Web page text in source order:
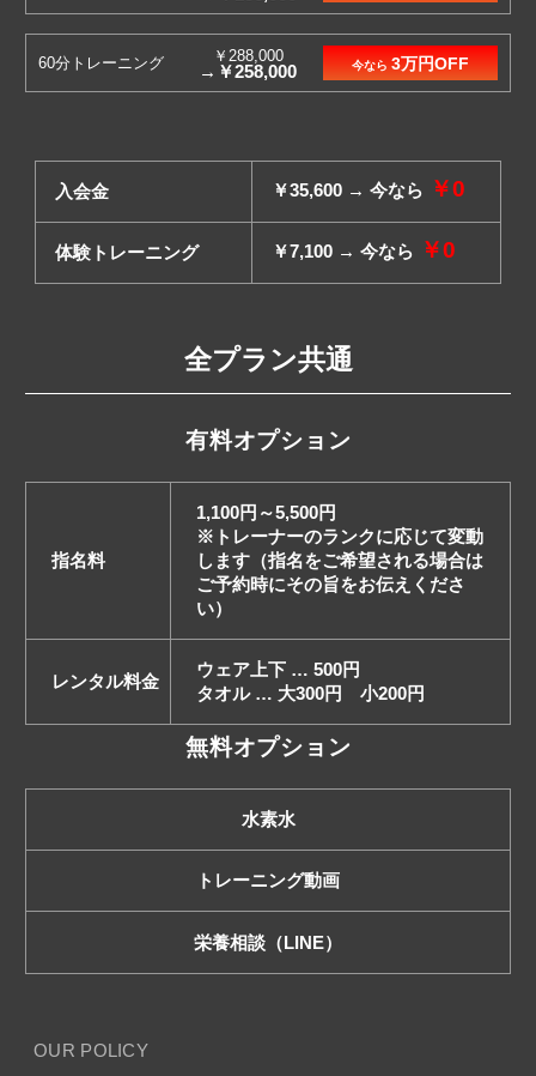
60分トレーニング ￥288,000
→￥258,000 今なら 3万円OFF
入会金 ￥35,600 → 今なら ￥0
体験トレーニング ￥7,100 → 今なら ￥0
全プラン共通
有料オプション
指名料
1,100円～5,500円
※トレーナーのランクに応じて変動
します（指名をご希望される場合は
ご予約時にその旨をお伝えくださ
い）
レンタル料金
ウェア上下 … 500円
タオル … 大300円 小200円
無料オプション
水素水
トレーニング動画
栄養相談（LINE）
OUR POLICY